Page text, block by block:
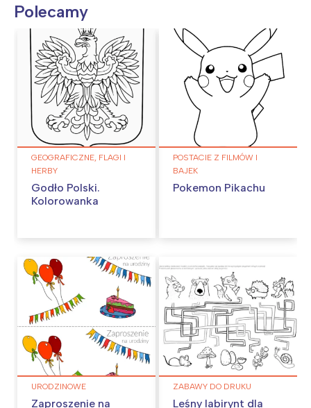
Polecamy
GEOGRAFICZNE, FLAGI I
HERBY
Godło Polski.
Kolorowanka
POSTACIE Z FILMÓW I
BAJEK
Pokemon Pikachu
URODZINOWE
Zaproszenie na
ZABAWY DO DRUKU
Leśny labirynt dla